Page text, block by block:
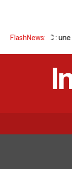
FlashNews:
en RDC : une visite